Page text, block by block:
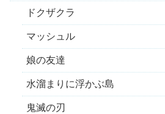
ドクザクラ
マッシュル
娘の友達
水溜まりに浮かぶ島
鬼滅の刃